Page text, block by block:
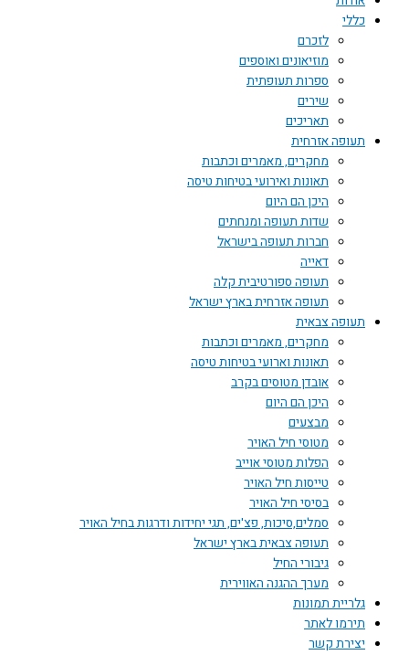
כללי
לזכרם
מוזיאונים ואוספים
ספרות תעופתית
שירים
תאריכים
תעופה אזרחית
מחקרים, מאמרים וכתבות
תאונות ואירועי בטיחות טיסה
היכן הם היום
שדות תעופה ומנחתים
חברות תעופה בישראל
דאייה
תעופה ספורטיבית קלה
תעופה אזרחית בארץ ישראל
תעופה צבאית
מחקרים, מאמרים וכתבות
תאונות וארועי בטיחות טיסה
אובדן מטוסים בקרב
היכן הם היום
מבצעים
מטוסי חיל האויר
הפלות מטוסי אוייב
טייסות חיל האויר
בסיסי חיל האויר
סמלים,סיכות, פצ'ים, תגי יחידות ודרגות בחיל האויר
תעופה צבאית בארץ ישראל
גיבורי החיל
מערך ההגנה האווירית
גלריית תמונות
תירמו לאתר
יצירת קשר